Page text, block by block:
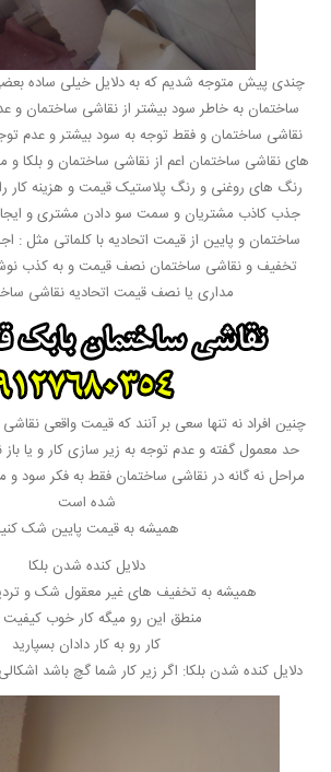
چندی پیش متوجه شدیم که به دلایل خیلی ساده
ساختمان به خاطر سود بیشتر از نقاشی ساختمان و
نقاشی ساختمان و فقط توجه به سود بیشتر و عدم
های نقاشی ساختمان اعم از نقاشی ساختمان و بلکا و
رنگ های روغنی و رنگ پلاستیک قیمت و هزینه کار
جذب کاذب مشتریان و سمت سو دادن مشتری و
ساختمان و پایین از قیمت اتحادیه با کلماتی مثل :
تخفیف و نقاشی ساختمان نصف قیمت و به کذب
مداری یا نصف قیمت اتحادیه نقاشی
چنین افراد نه تنها سعی بر آنند که قیمت واقعی
حد معمول گفته و عدم توجه به زیر سازی کار و یا
مراحل نه گانه در نقاشی ساختمان فقط به فکر سود
شده است
همیشه به قیمت پایین شک
دلایل کنده شدن بلکا
همیشه به تخفیف های غیر معقول شک و
منطق این رو میگه کار خوب
کار رو به کار دادان بسپارید
دلایل کنده شدن بلکا: اگر زیر کار شما گچ باشد